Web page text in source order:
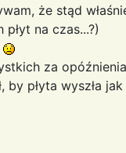
że stąd
na czas...?)
za
by płyta wyszła